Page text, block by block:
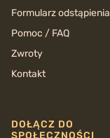
Formularz odstąpienia
Pomoc / FAQ
Zwroty
Kontakt
DOŁĄCZ DO